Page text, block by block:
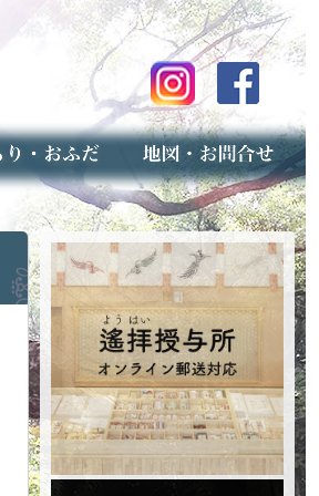
ご案内
げ（古いお守りのお取り扱い）
マップ
用フォーム（事前受付）